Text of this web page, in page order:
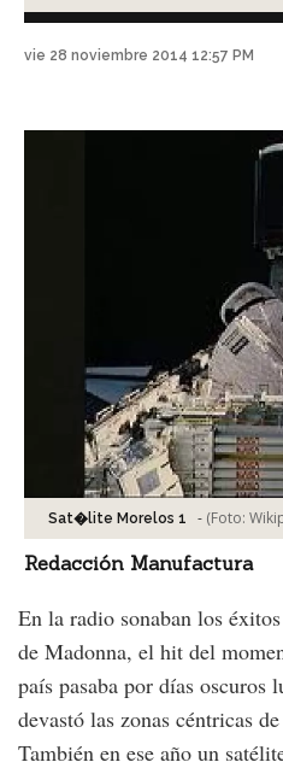
vie 28 noviembre 2014 12:57 PM
Sat�lite Morelos 1 - (Foto:
Redacción Manufactura
En la radio sonaban los
de Madonna, el hit del
país pasaba por días oscuros
devastó las zonas céntricas
También en ese año un